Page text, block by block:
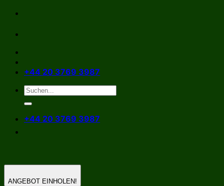
Zum
springen
+44 20 3769 3987
+44 20 3769 3987
ANGEBOT EINHOLEN!